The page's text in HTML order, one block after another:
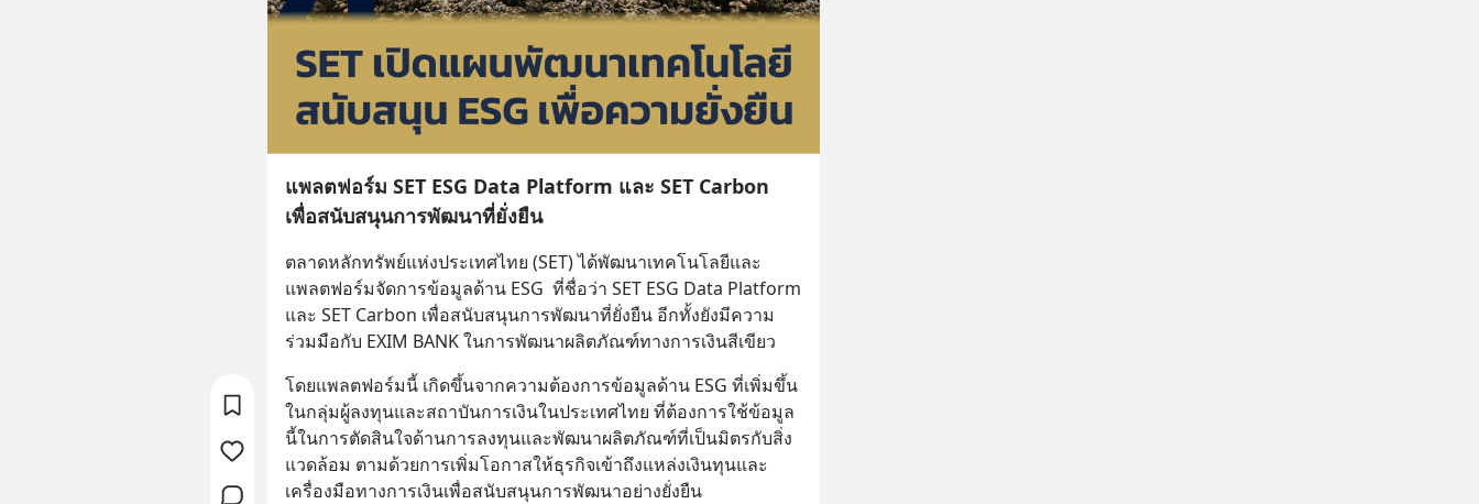
แพลตฟอร์ม SET ESG Data Platform และ SET Carbon
เพื่อสนับสนุนการพัฒนาที่ยั่งยืน
ตลาดหลักทรัพย์แห่งประเทศไทย (SET) ได้พัฒนาเทคโนโลยีและ
แพลตฟอร์มจัดการข้อมูลด้าน ESG  ที่ชื่อว่า SET ESG Data Platform
และ SET Carbon เพื่อสนับสนุนการพัฒนาที่ยั่งยืน อีกทั้งยังมีความ
ร่วมมือกับ EXIM BANK ในการพัฒนาผลิตภัณฑ์ทางการเงินสีเขียว​
โดยแพลตฟอร์มนี้ เกิดขึ้นจากความต้องการข้อมูลด้าน ESG ที่เพิ่มขึ้น
ในกลุ่มผู้ลงทุนและสถาบันการเงินในประเทศไทย ที่ต้องการใช้ข้อมูล
นี้ในการตัดสินใจด้านการลงทุนและพัฒนาผลิตภัณฑ์ที่เป็นมิตรกับสิ่ง
แวดล้อม ตามด้วยการเพิ่มโอกาสให้ธุรกิจเข้าถึงแหล่งเงินทุนและ
เครื่องมือทางการเงินเพื่อสนับสนุนการพัฒนาอย่างยั่งยืน ​